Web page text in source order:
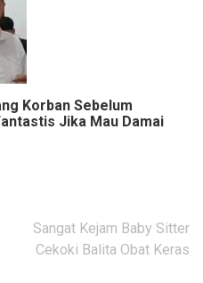
Korban Sebelum
Jika Mau Damai
Sangat Kejam Baby Sitter
Cekoki Balita Obat Keras